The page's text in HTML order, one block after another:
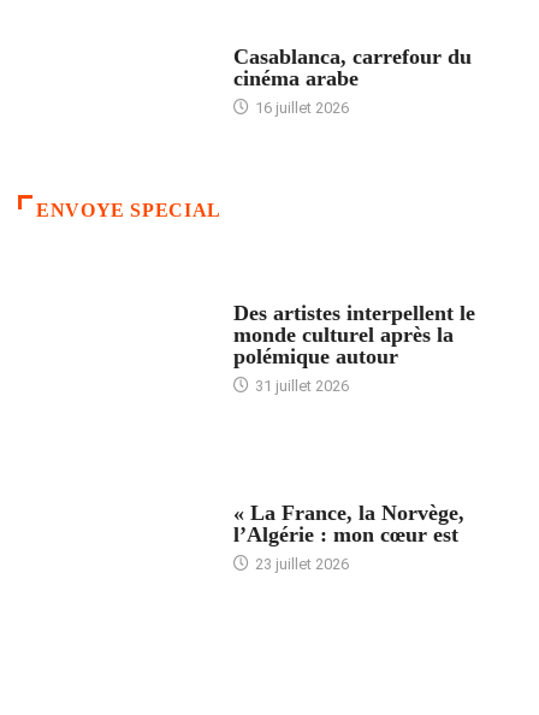
Casablanca, carrefour du
cinéma arabe
16 juillet 2026
ENVOYE SPECIAL
Des artistes interpellent le
monde culturel après la
polémique autour
31 juillet 2026
« La France, la Norvège,
l’Algérie : mon cœur est
23 juillet 2026